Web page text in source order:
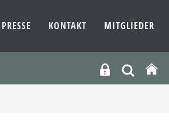
PRESSE KONTAKT MITGLIEDER